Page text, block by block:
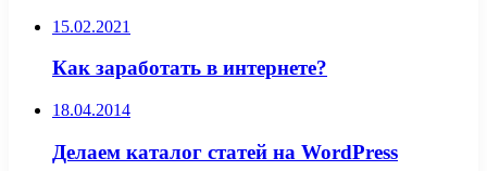
15.02.2021
Как заработать в интернете?
18.04.2014
Делаем каталог статей на WordPress